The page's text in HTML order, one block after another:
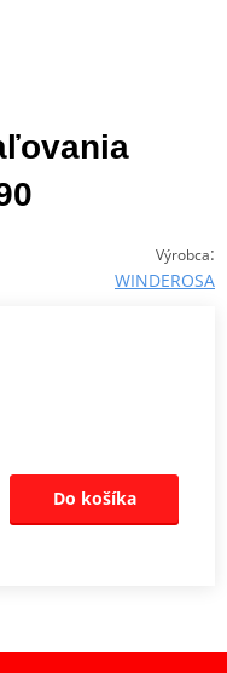
Výrobca:
WINDEROSA
Do košíka